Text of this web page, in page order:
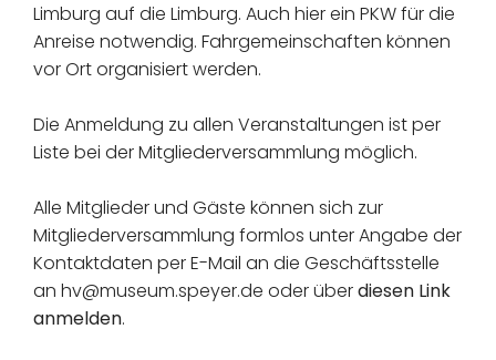
Limburg auf die Limburg. Auch hier ein PKW für die
Anreise notwendig. Fahrgemeinschaften können
vor Ort organisiert werden.
Die Anmeldung zu allen Veranstaltungen ist per
Liste bei der Mitgliederversammlung möglich.
Alle Mitglieder und Gäste können sich zur
Mitgliederversammlung formlos unter Angabe der
Kontaktdaten per E-Mail an die Geschäftsstelle
an hv@museum.speyer.de oder überdiesen Link
anmelden.